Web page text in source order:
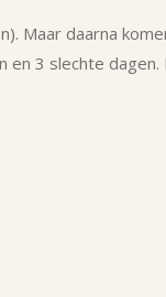
Maar daarna
3 slechte dagen.